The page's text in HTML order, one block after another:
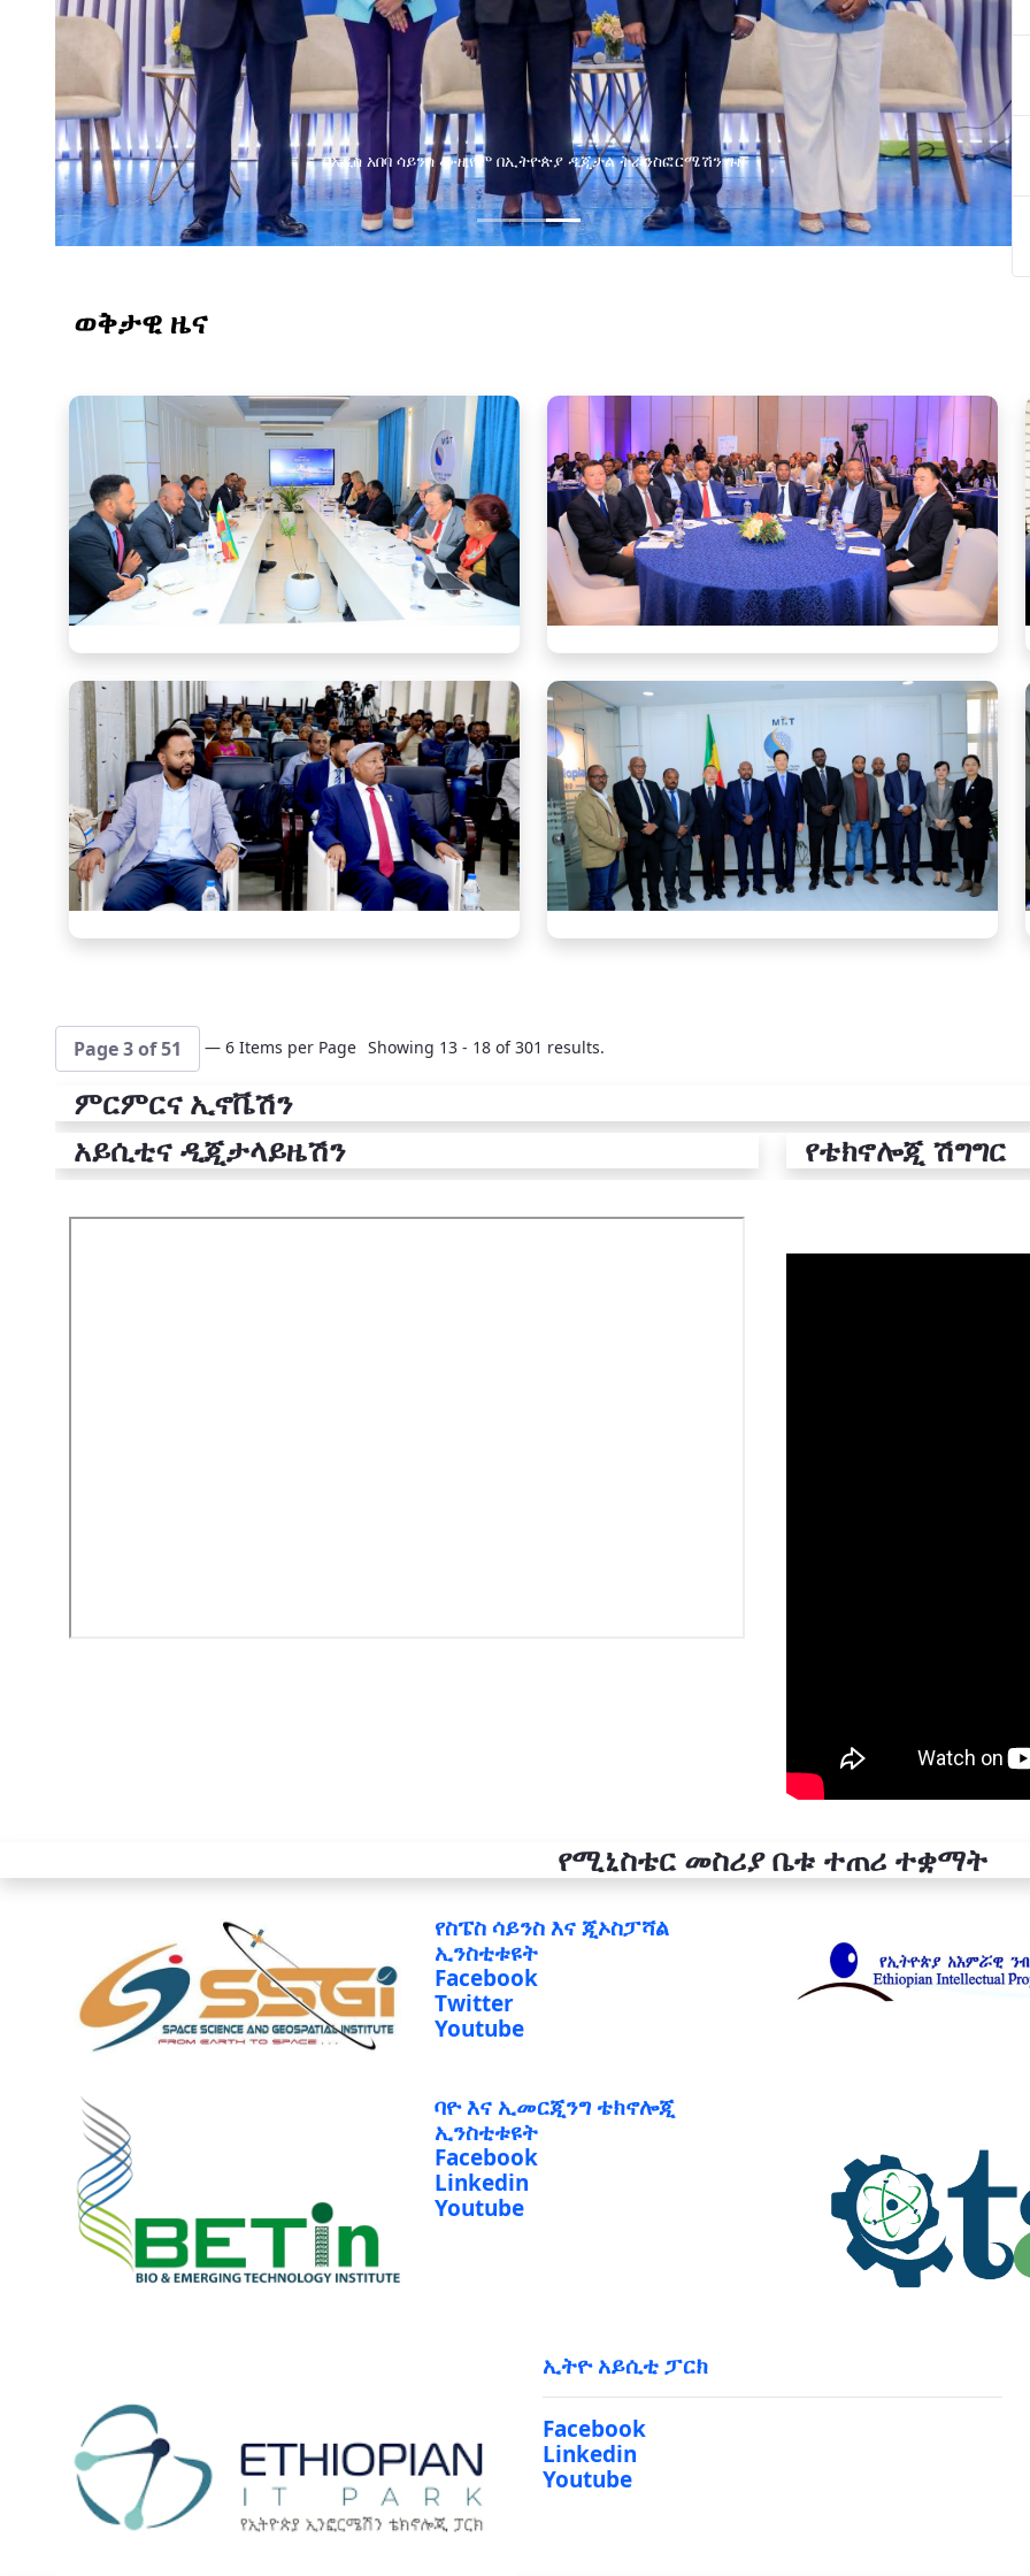
በአዲስ አበባ ሳይንስ ሙዚየም በኢትዮጵያ ዲጂታል ትራንስፎርሜሽን ጉዞ
ወቅታዊ ዜና
Page 3 of 51 — 6 Items per Page Showing 13 - 18 of 301 results.
ምርምርና ኢኖቬሽን
አይሲቲና ዲጂታላይዜሽን
የቴክኖሎጂ ሽግግር
የሚኒስቴር መስሪያ ቤቱ ተጠሪ ተቋማት
የስፔስ ሳይንስ እና ጂኦስፓሻል
ኢንስቲቱዩት
Facebook
Twitter
Youtube
ባዮ እና ኢመርጂንግ ቴክኖሎጂ
ኢንስቲቱዩት
Facebook
Linkedin
Youtube
ኢትዮ አይሲቲ ፓርክ
Facebook
Linkedin
Youtube